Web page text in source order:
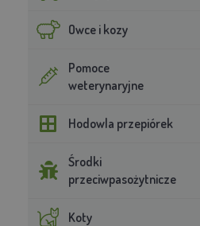
Owce i kozy
Pomoce
weterynaryjne
Hodowla przepiórek
Środki
przeciwpasożytnicze
Koty